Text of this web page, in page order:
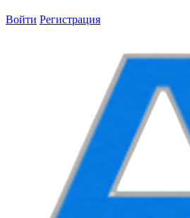
Войти Регистрация